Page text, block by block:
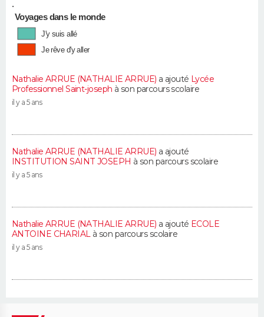
•
Voyages dans le monde
J'y suis allé
Je rêve d'y aller
Nathalie ARRUE (NATHALIE ARRUE) a ajouté Lycée
Professionnel Saint-joseph à son parcours scolaire
il y a 5 ans
Nathalie ARRUE (NATHALIE ARRUE) a ajouté
INSTITUTION SAINT JOSEPH à son parcours scolaire
il y a 5 ans
Nathalie ARRUE (NATHALIE ARRUE) a ajouté ECOLE
ANTOINE CHARIALà son parcours scolaire
il y a 5 ans